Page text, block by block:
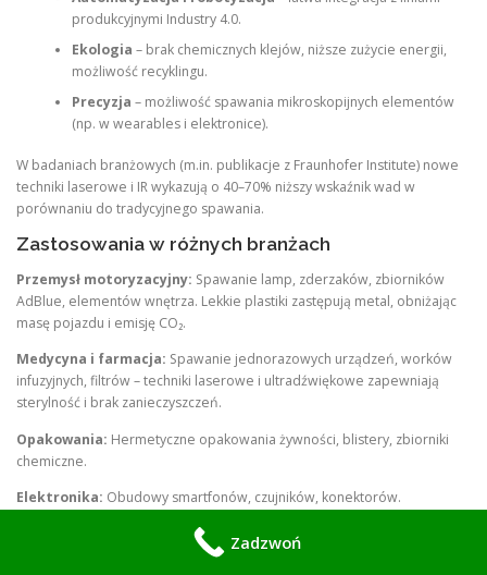
produkcyjnymi Industry 4.0.
Ekologia – brak chemicznych klejów, niższe zużycie energii,
możliwość recyklingu.
Precyzja – możliwość spawania mikroskopijnych elementów
(np. w wearables i elektronice).
W badaniach branżowych (m.in. publikacje z Fraunhofer Institute) nowe
techniki laserowe i IR wykazują o 40–70% niższy wskaźnik wad w
porównaniu do tradycyjnego spawania.
Zastosowania w różnych branżach
Przemysł motoryzacyjny: Spawanie lamp, zderzaków, zbiorników
AdBlue, elementów wnętrza. Lekkie plastiki zastępują metal, obniżając
masę pojazdu i emisję CO₂.
Medycyna i farmacja: Spawanie jednorazowych urządzeń, worków
infuzyjnych, filtrów – techniki laserowe i ultradźwiękowe zapewniają
sterylność i brak zanieczyszczeń.
Opakowania: Hermetyczne opakowania żywności, blistery, zbiorniki
chemiczne.
Elektronika: Obudowy smartfonów, czujników, konektorów.
Budownictwo i geotextylia:
Spawanie geomembran, rur PE, paneli.
Zadzwoń